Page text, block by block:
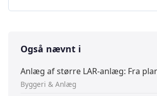
Også nævnt i
Anlæg af større LAR-anlæg: Fra
Byggeri & Anlæg